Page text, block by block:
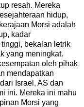
resah. Mereka
hidup,
Morsi adalah
kadar
bekalan letrik
yang meningkat.
oleh pihak
mendapatkan
Israel, AS dan
ini. Mereka ini mahu
Morsi yang